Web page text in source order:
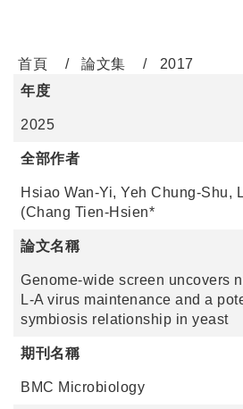
首頁 論文集
2017
年度
2025
全部作者
Hsiao Wan-Yi, Yeh Chung-Shu,
(Chang Tien-Hsien*
論文名稱
Genome-wide screen uncovers
L-A virus maintenance and a
symbiosis relationship in yeast
期刊名稱
BMC Microbiology